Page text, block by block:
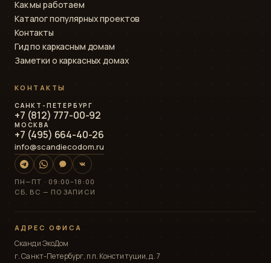
Как мы работаем
Каталог популярных проектов
Контакты
Гид по каркасным домам
Заметки о каркасных домах
КОНТАКТЫ
САНКТ-ПЕТЕРБУРГ
+7 (812) 777-00-92
МОСКВА
+7 (495) 664-40-26
info@scandiecodom.ru
ПН—ПТ · 09:00–18:00
СБ, ВС — ПО ЗАПИСИ
АДРЕС ОФИСА
Сканди ЭкоДом
г. Санкт-Петербург, пл. Конституции, д. 7